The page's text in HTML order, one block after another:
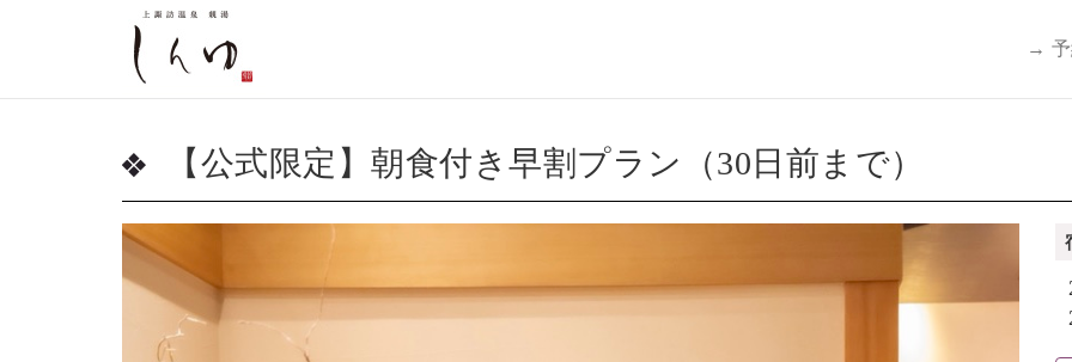
→ 予
【公式限定】朝食付き早割プラン（30日前まで）